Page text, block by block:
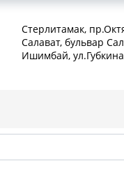
Стерлитамак,
Салават, бульвар
Ишимбай,